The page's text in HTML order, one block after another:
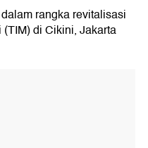
rangka revitalisasi
di Cikini, Jakarta